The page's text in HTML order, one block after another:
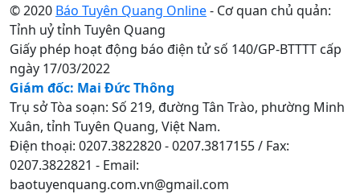
© 2020 Báo Tuyên Quang Online- Cơ quan chủ quản:
Tỉnh uỷ tỉnh Tuyên Quang
Giấy phép hoạt động báo điện tử số 140/GP-BTTTT cấp
ngày 17/03/2022
Giám đốc: Mai Đức Thông
Trụ sở Tòa soạn: Số 219, đường Tân Trào, phường Minh
Xuân, tỉnh Tuyên Quang, Việt Nam.
Điện thoại: 0207.3822820 - 0207.3817155 / Fax:
0207.3822821 - Email:
baotuyenquang.com.vn@gmail.com